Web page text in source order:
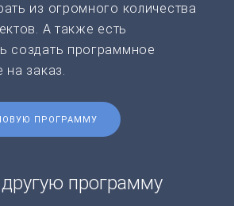
из огромного количества
А также есть
создать программное
на заказ.
ПРОГРАММУ
программу